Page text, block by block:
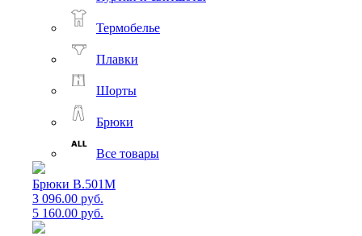
Термобелье
Плавки
Шорты
Брюки
Все товары
Брюки B.501M
3 096.00 руб.
5 160.00 руб.